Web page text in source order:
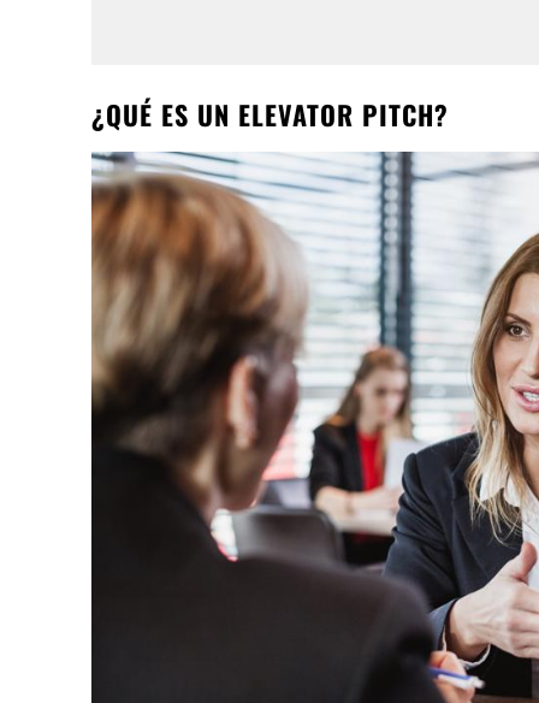
¿QUÉ ES UN ELEVATOR PITCH?